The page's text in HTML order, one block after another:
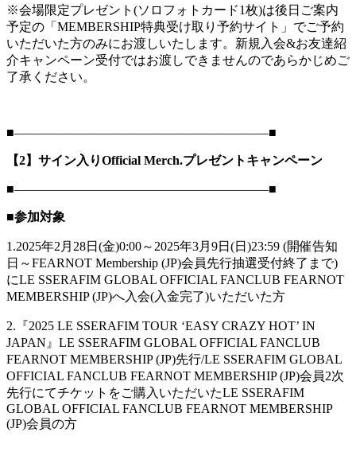
※会場限定プレゼント(ソロフォトカード1枚)は後日ご案内
予定の「MEMBERSHIP特典受け取り予約サイト」でご予約
いただいた方のみにお渡しいたします。新規入会&お友達紹
介キャンペーン受付ではお渡しできませんのであらかじめご
了承ください。
■――――――――――――――――――――■
【2】サイン入りOfficial Merch.プレゼントキャンペーン
■――――――――――――――――――――■
■参加対象
1.2025年2月28日(金)0:00～2025年3月9日(日)23:59 (開催告知
日～FEARNOT Membership (JP)会員先行抽選受付終了まで)
にLE SSERAFIM GLOBAL OFFICIAL FANCLUB FEARNOT
MEMBERSHIP (JP)へ入会(入金完了)いただいた方
2.『2025 LE SSERAFIM TOUR ‘EASY CRAZY HOT’ IN
JAPAN』LE SSERAFIM GLOBAL OFFICIAL FANCLUB
FEARNOT MEMBERSHIP (JP)先行/LE SSERAFIM GLOBAL
OFFICIAL FANCLUB FEARNOT MEMBERSHIP (JP)会員2次
先行にてチケットをご購入いただいたLE SSERAFIM
GLOBAL OFFICIAL FANCLUB FEARNOT MEMBERSHIP
(JP)会員の方